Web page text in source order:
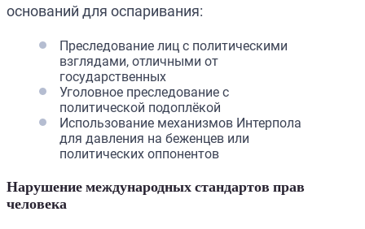
оснований для оспаривания:
Преследование лиц с политическими
взглядами, отличными от
государственных
Уголовное преследование с
политической подоплёкой
Использование механизмов Интерпола
для давления на беженцев или
политических оппонентов
Нарушение международных стандартов прав
человека